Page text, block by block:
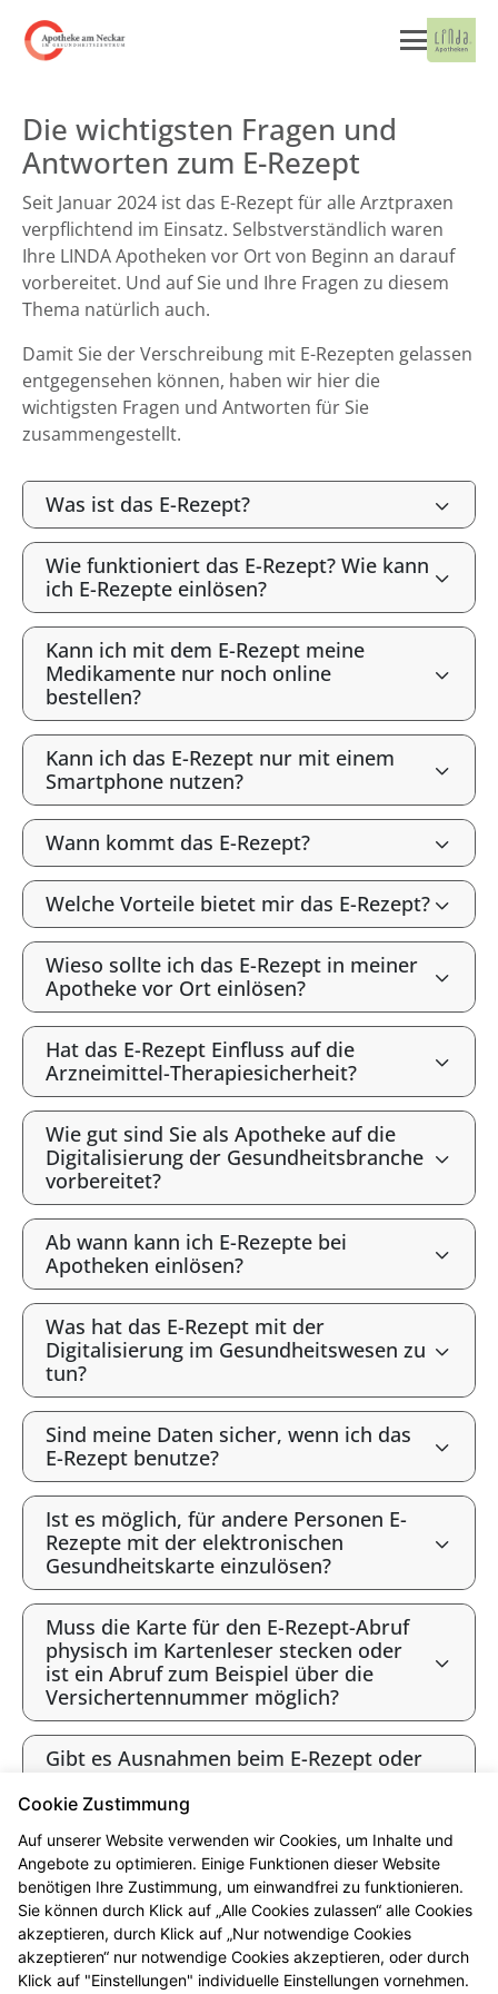
Die wichtigsten Fragen und
Antworten zum E-Rezept
Seit Januar 2024 ist das E-Rezept für alle Arztpraxen
verpflichtend im Einsatz. Selbstverständlich waren
Ihre LINDA Apotheken vor Ort von Beginn an darauf
vorbereitet. Und auf Sie und Ihre Fragen zu diesem
Thema natürlich auch.
Damit Sie der Verschreibung mit E-Rezepten gelassen
entgegensehen können, haben wir hier die
wichtigsten Fragen und Antworten für Sie
zusammengestellt.
Was ist das E-Rezept?
Wie funktioniert das E-Rezept? Wie kann
ich E-Rezepte einlösen?
Kann ich mit dem E-Rezept meine
Medikamente nur noch online
bestellen?
Kann ich das E-Rezept nur mit einem
Smartphone nutzen?
Wann kommt das E-Rezept?
Welche Vorteile bietet mir das E-Rezept?
Wieso sollte ich das E-Rezept in meiner
Apotheke vor Ort einlösen?
Hat das E-Rezept Einfluss auf die
Arzneimittel-Therapiesicherheit?
Wie gut sind Sie als Apotheke auf die
Digitalisierung der Gesundheitsbranche
vorbereitet?
Ab wann kann ich E-Rezepte bei
Apotheken einlösen?
Was hat das E-Rezept mit der
Digitalisierung im Gesundheitswesen zu
tun?
Sind meine Daten sicher, wenn ich das
E-Rezept benutze?
Ist es möglich, für andere Personen E-
Rezepte mit der elektronischen
Gesundheitskarte einzulösen?
Muss die Karte für den E-Rezept-Abruf
physisch im Kartenleser stecken oder
ist ein Abruf zum Beispiel über die
Versichertennummer möglich?
Gibt es Ausnahmen beim E-Rezept oder
angeboten?
Gibt es bald ausschließlich E-Rezepte?
* Bis 12 Uhr vorbestellt sind die Produkte i.d.R. ab 16 Uhr abholbereit.
Beachten Sie bitte die jeweiligen Öffnungszeiten. Vorbehaltlich der
Lieferfähigkeit des Großhandels. Ausgenommen sind Arzneimittel, die in
Cookie Zustimmung
Auf unserer Website verwenden wir Cookies, um Inhalte und
Angebote zu optimieren. Einige Funktionen dieser Website
benötigen Ihre Zustimmung, um einwandfrei zu funktionieren.
Sie können durch Klick auf „Alle Cookies zulassen“ alle Cookies
akzeptieren, durch Klick auf „Nur notwendige Cookies
akzeptieren“ nur notwendige Cookies akzeptieren, oder durch
Klick auf "Einstellungen" individuelle Einstellungen vornehmen.